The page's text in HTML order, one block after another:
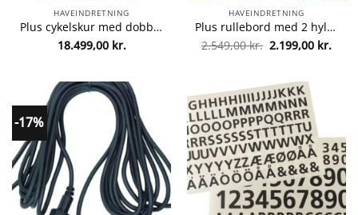
HAVEINDRETNING
Plus cykelskur med dobbeltdør fra plus 5703393737656
18.499,00 kr.
HAVEINDRETNING
Plus rullebord med 2 hylder – Urban Picnic – Gråbrun fra plus 5703393723567
2.549,00kr. Den
oprindelige
2.549,00 kr..
2.199,00 kr.Den
-17%